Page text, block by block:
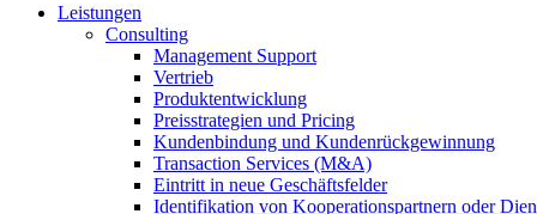
Leistungen
Consulting
Management Support
Vertrieb
Produktentwicklung
Preisstrategien und Pricing
Kundenbindung und Kundenrückgewinnung
Transaction Services (M&A)
Eintritt in neue Geschäftsfelder
Identifikation von Kooperationspartnern oder